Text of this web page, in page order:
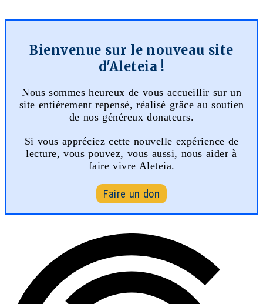
Bienvenue sur le nouveau site
d'Aleteia !
Nous sommes heureux de vous accueillir sur un
site entièrement repensé, réalisé grâce au soutien
de nos généreux donateurs.
Si vous appréciez cette nouvelle expérience de
lecture, vous pouvez, vous aussi, nous aider à
faire vivre Aleteia.
Faire un don